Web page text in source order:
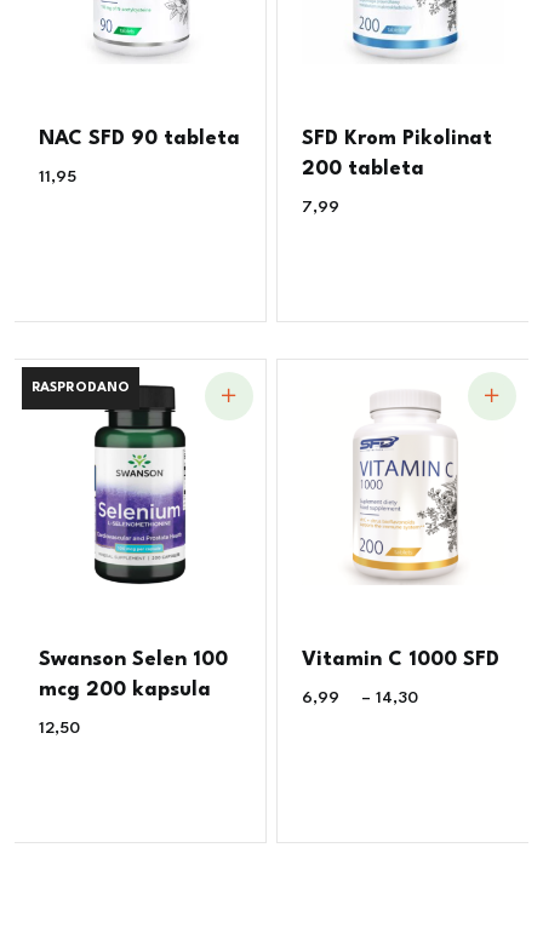
NAC SFD 90 tableta
11,95
SFD Krom Pikolinat
200 tableta
7,99
RASPRODANO
RASPRODANO
Swanson Selen 100
mcg 200 kapsula
12,50
Vitamin C 1000 SFD
6,99 –14,30